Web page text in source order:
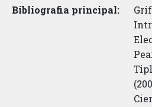
Bibliografia principal: